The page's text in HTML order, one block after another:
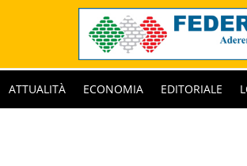
ATTUALITÀ ECONOMIA EDITORIALE